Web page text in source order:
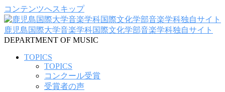
コンテンツへスキップ
鹿児島国際大学音楽学科国際文化学部音楽学科独自サイト
DEPARTMENT OF MUSIC
TOPICS
TOPICS
コンクール受賞
受賞者の声